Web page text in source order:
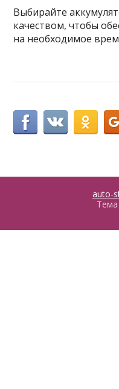
Выбирайте
качеством, чтобы
на необходимое
auto-